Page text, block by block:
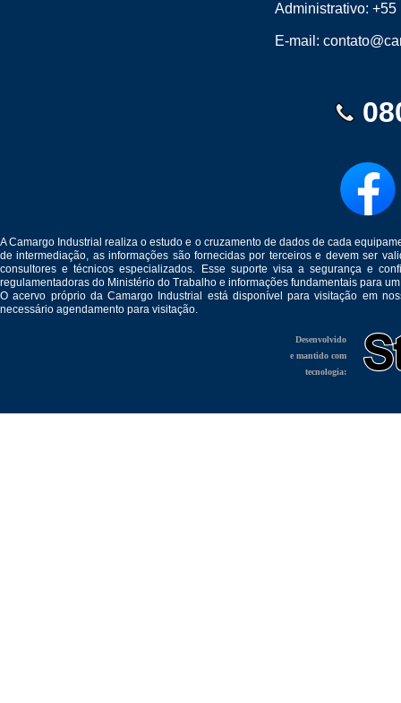
Administrativo:+55
E-mail:
A Camargo Industrial realiza o estudo e o cruzamento de dados de cada
de intermediação, as informações são fornecidas por terceiros e devem ser
consultores e técnicos especializados. Esse suporte visa a segurança e
regulamentadoras do Ministério do Trabalho e informações fundamentais para
O acervo próprio da Camargo Industrial está disponível para visitação em
necessário agendamento para visitação.
Desenvolvido
e mantido com
tecnologia: